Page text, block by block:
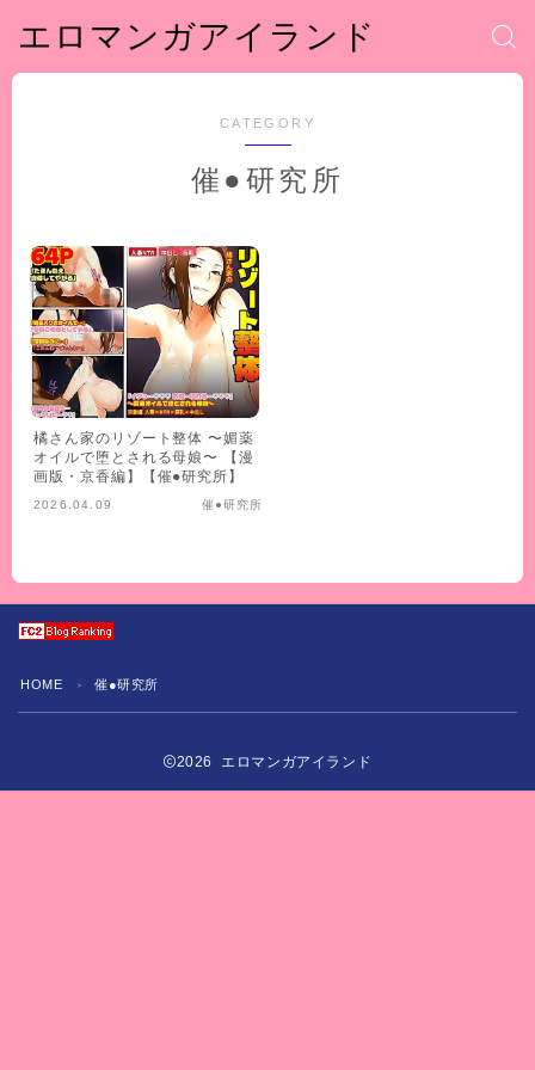
エロマンガアイランド
CATEGORY
催●研究所
橘さん家のリゾート整体 〜媚薬
オイルで堕とされる母娘〜 【漫
画版・京香編】【催●研究所】
2026.04.09 催●研究所
HOME ＞ 催●研究所
2026 エロマンガアイランド